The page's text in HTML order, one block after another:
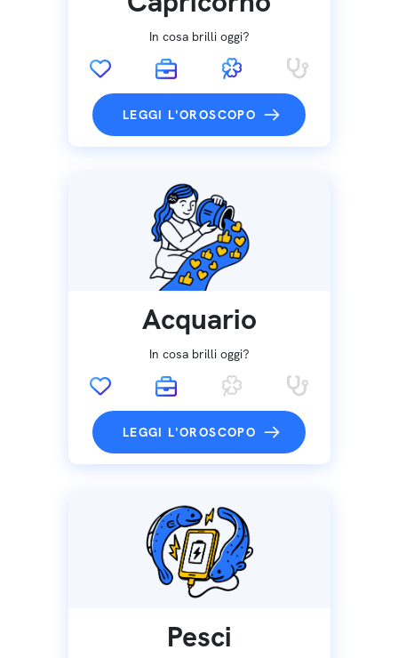
In cosa brilli oggi?
LEGGI L'OROSCOPO
Acquario
In cosa brilli oggi?
LEGGI L'OROSCOPO
Pesci